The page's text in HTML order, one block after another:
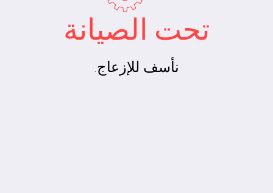
تحت الصيانة
نأسف للإزعاج.